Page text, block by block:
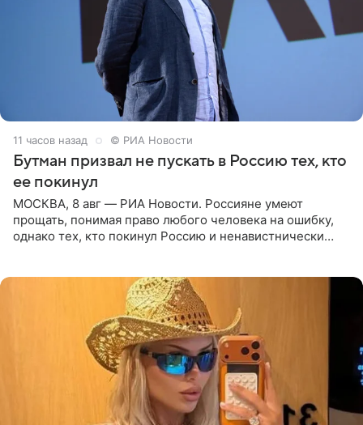
11 часов назад © РИА Новости
Бутман призвал не пускать в Россию тех, кто
ее покинул
МОСКВА, 8 авг — РИА Новости. Россияне умеют
прощать, понимая право любого человека на ошибку,
однако тех, кто покинул Россию и ненавистнически